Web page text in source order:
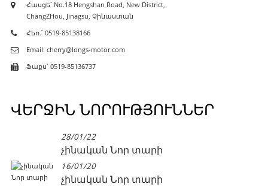
Հասցե՝ No.18 Hengshan Road, New District,
ChangZHou, Jinagsu, Չինաստան
Հեռ.՝ 0519-85138166
Email: cherry@longs-motor.com
Ֆաքս՝ 0519-85136737
ՎԵՐՋԻՆ ՆՈՐՈՒԹՅՈՒՆՆԵՐ
28/01/22
չինական Նոր տարի
16/01/20
չինական Նոր տարի